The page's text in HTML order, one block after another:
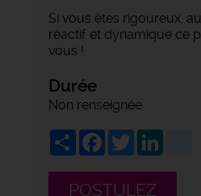
Si vous êtes rigoureux,
réactif et dynamique ce
vous !
Durée
Non renseignée
ShareFacebook
Twitter
POSTULEZ